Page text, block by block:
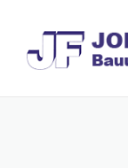
content